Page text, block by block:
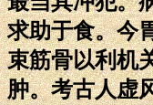
求助于食。今
束筋骨以利机
肿。考古人虚